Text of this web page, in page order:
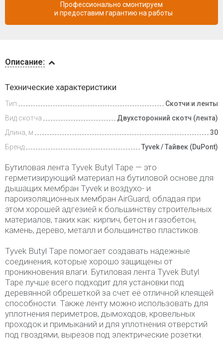
и оплата
Описание:
Технические характеристики
Тип
Скотчи и ленты
Вид скотча
Двухсторонний скотч (лента)
Длина, м
30
Бренд
Tyvek / Тайвек (DuPont)
Бутиловая лента Tyvek Butyl Tape — это
герметизирующий материал на бутиловой основе для
дышащих мембран Tyvek и воздухо- и
пароизоляционных мембран AirGuard, обладая при
этом хорошей адгезией к большинству строительных
материалов, таких как: кирпич, бетон и газобетон,
камень, дерево, металл и большинство пластиков.
Tyvek Butyl Tape помогает создавать надежные
соединения, которые хорошо защищены от
проникновения влаги. Бутиловая лента Tyvek Butyl
Tape лучше всего подходит для установки под
деревянной обрешеткой за счет её отличной клеящей
способности. Также ленту можно использовать для
уплотнения периметров, дымоходов, кровельных
проходок и примыканий и для уплотнения отверстий
под гвоздями, вырезов под электрические розетки.
Профессионально смонтируем
и предоставим гарантию на работы